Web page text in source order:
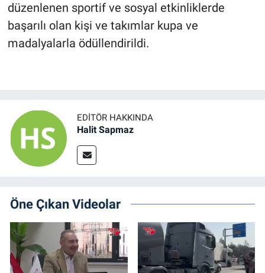
düzenlenen sportif ve sosyal etkinliklerde
başarılı olan kişi ve takımlar kupa ve
madalyalarla ödüllendirildi.
EDITÖR HAKKINDA
Halit Sapmaz
Öne Çıkan Videolar